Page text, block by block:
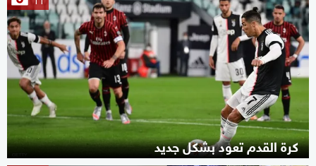
كرة القدم تعود بشكل جديد